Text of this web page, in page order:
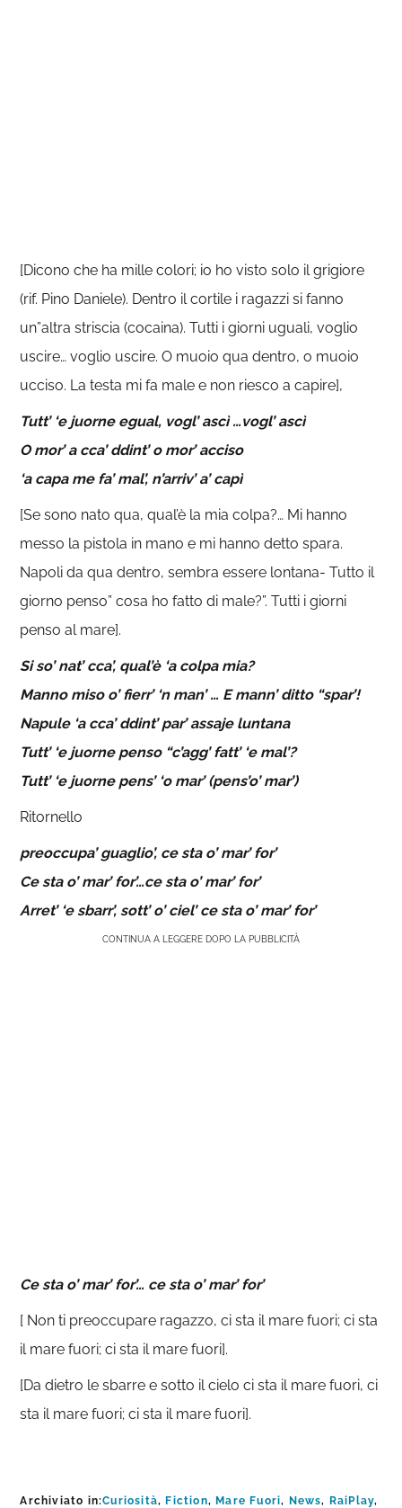
[Dicono che ha mille colori; io ho visto solo il grigiore
(rif. Pino Daniele). Dentro il cortile i ragazzi si fanno
un”altra striscia (cocaina). Tutti i giorni uguali, voglio
uscire… voglio uscire. O muoio qua dentro, o muoio
ucciso. La testa mi fa male e non riesco a capire],
Tutt’ ‘e juorne egual, vogl’ ascì …vogl’ ascì
O mor’ a cca’ ddint’ o mor’ acciso
‘a capa me fa’ mal’, n’arriv’ a’ capì
[Se sono nato qua, qual’è la mia colpa?… Mi hanno
messo la pistola in mano e mi hanno detto spara.
Napoli da qua dentro, sembra essere lontana- Tutto il
giorno penso” cosa ho fatto di male?”. Tutti i giorni
penso al mare].
Si so’ nat’ cca’, qual’è ‘a colpa mia?
Manno miso o’ fierr’ ‘n man’ … E mann’ ditto “spar’!
Napule ‘a cca’ ddint’ par’ assaje luntana
Tutt’ ‘e juorne penso “c’agg’ fatt’ ‘e mal’?
Tutt’ ‘e juorne pens’ ‘o mar’ (pens’o’ mar’)
Ritornello
preoccupa’ guaglio’, ce sta o’ mar’ for’
Ce sta o’ mar’ for’…ce sta o’ mar’ for’
Arret’ ‘e sbarr’, sott’ o’ ciel’ ce sta o’ mar’ for’
CONTINUA A LEGGERE DOPO LA PUBBLICITÀ
Ce sta o’ mar’ for’… ce sta o’ mar’ for’
[ Non ti preoccupare ragazzo, ci sta il mare fuori; ci sta
il mare fuori; ci sta il mare fuori].
[Da dietro le sbarre e sotto il cielo ci sta il mare fuori, ci
sta il mare fuori; ci sta il mare fuori].
Archiviato in:Curiosità, Fiction, Mare Fuori, News, RaiPlay,